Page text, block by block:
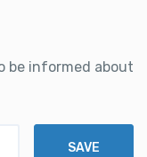
be informed about
SAVE